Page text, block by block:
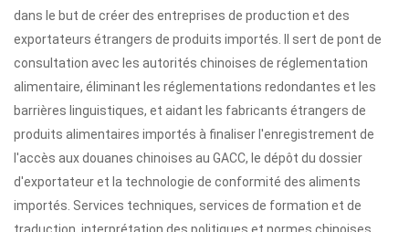
dans le but de créer des entreprises de production et des
exportateurs étrangers de produits importés. Il sert de pont de
consultation avec les autorités chinoises de réglementation
alimentaire, éliminant les réglementations redondantes et les
barrières linguistiques, et aidant les fabricants étrangers de
produits alimentaires importés à finaliser l'enregistrement de
l'accès aux douanes chinoises au GACC, le dépôt du dossier
d'exportateur et la technologie de conformité des aliments
importés. Services techniques, services de formation et de